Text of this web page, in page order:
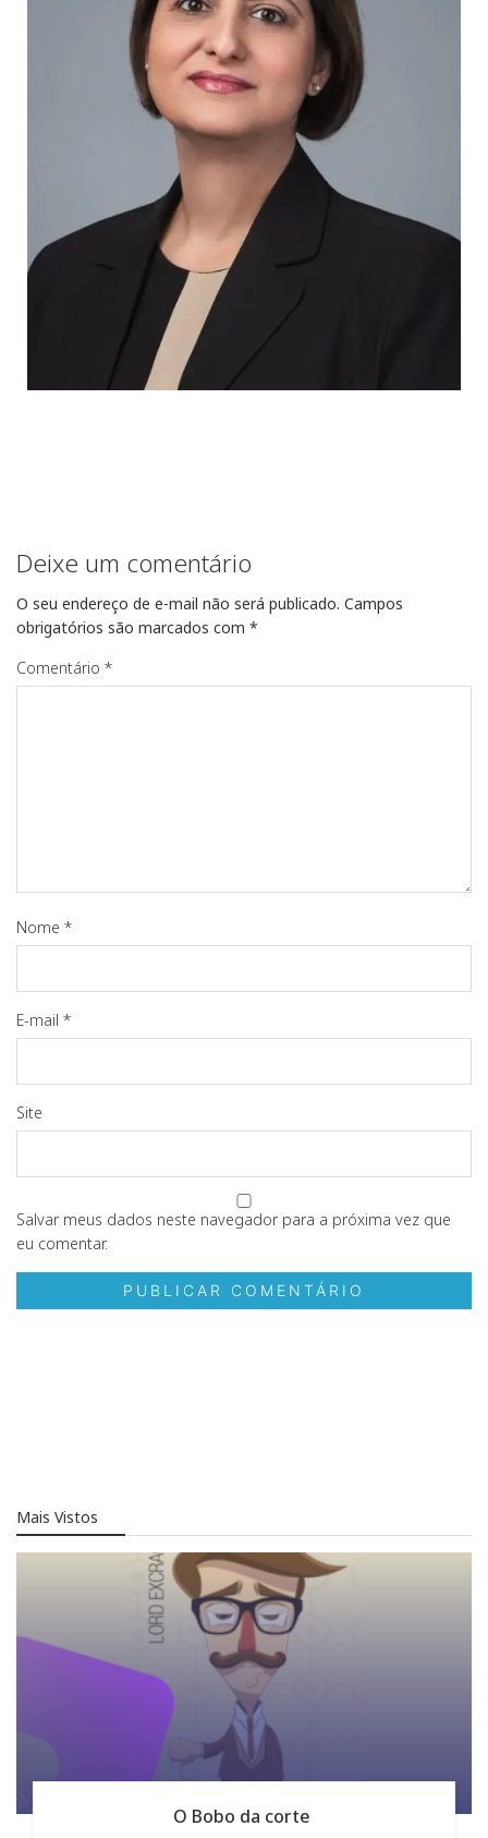
Deixe um comentário
O seu endereço de e-mail não será publicado. Campos
obrigatórios são marcados com *
Comentário *
Nome *
E-mail *
Site
Salvar meus dados neste navegador para a próxima vez que
eu comentar.
Mais Vistos
O Bobo da corte